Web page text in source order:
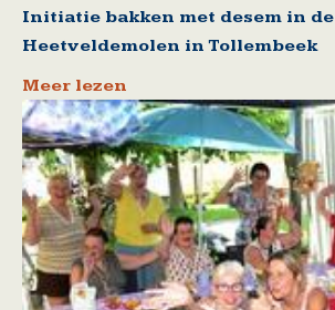
Initiatie bakken met desem in de
Heetveldemolen in Tollembeek
Meer lezen